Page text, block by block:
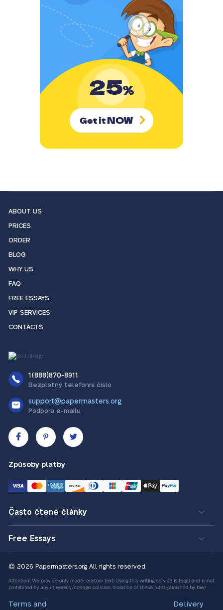
25%
Get itNOW
ABOUT US
PRICES
ORDER
BLOG
WHY US
FAQ
FREE ESSAYS
VIP SERVICES
CONTACTS
1(888)870-8911
Bezplatný telefonní číslo
support@papermasters.org
Podpora e-mailu
Způsoby platby
Často čtené články
Free Essays
© 2026 Papermasters.org All rights reserved.
Terms and Delivery